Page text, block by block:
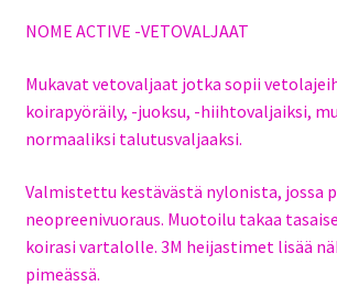
NOME ACTIVE -VETOVALJAAT
Mukavat vetovaljaat jotka sopii
koirapyöräily, -juoksu, -hiihtovaljaiksi,
normaaliksi talutusvaljaaksi.
Valmistettu kestävästä nylonista, jossa
neopreenivuoraus. Muotoilu takaa
koirasi vartalolle. 3M heijastimet lisää
pimeässä.